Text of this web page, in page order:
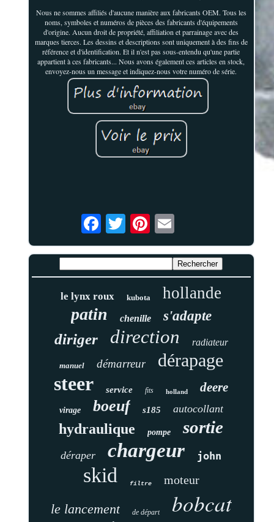
Nous ne sommes affiliés d'aucune manière aux fabricants OEM. Tous les
noms, symboles et numéros de pièces des fabricants d'équipements
d'origine. Aucun droit de propriété, affiliation et parrainage avec des
marques tierces. Les dessins et descriptions sont uniquement à des fins de
référence et d'identification. Et il n'est pas sous-entendu qu'une partie
appartient à ces fabricants... Nous avons également ces articles en stock,
envoyez-nous un message et indiquez-nous votre numéro de série.
le lynx roux kubota hollande
patin chenille s'adapte
diriger direction radiateur
manuel démarreur dérapage
steer service fits holland deere
virage boeuf s185 autocollant
hydraulique pompe sortie
déraper chargeur john
skid filtre moteur
le lancement de départ bobcat